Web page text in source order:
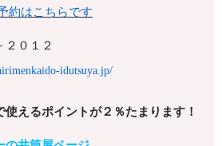
約はこちらです
２０１２
idutsuya.jp/
えるポイントが２％たまります！